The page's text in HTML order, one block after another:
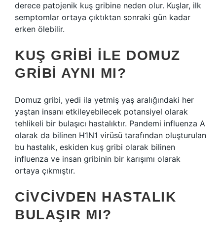
derece patojenik kuş gribine neden olur. Kuşlar, ilk
semptomlar ortaya çıktıktan sonraki gün kadar
erken ölebilir.
KUŞ GRIBI ILE DOMUZ
GRIBI AYNI MI?
Domuz gribi, yedi ila yetmiş yaş aralığındaki her
yaştan insanı etkileyebilecek potansiyel olarak
tehlikeli bir bulaşıcı hastalıktır. Pandemi influenza A
olarak da bilinen H1N1 virüsü tarafından oluşturulan
bu hastalık, eskiden kuş gribi olarak bilinen
influenza ve insan gribinin bir karışımı olarak
ortaya çıkmıştır.
CIVCIVDEN HASTALIK
BULAŞIR MI?